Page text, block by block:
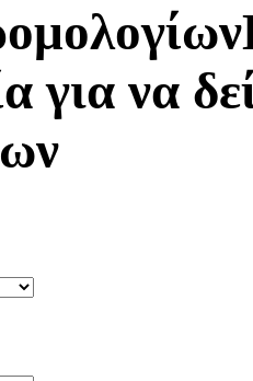
για να